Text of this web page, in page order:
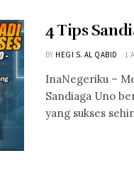
4 Tips
BY HEGI S. AL QABID 1
InaNegeriku –
Sandiaga Uno
yang sukses